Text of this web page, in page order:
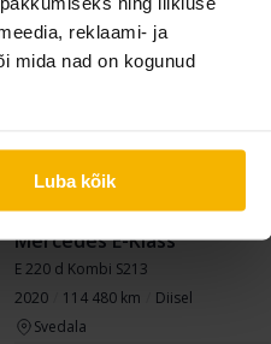
reklaami- ja
mida nad on kogunud
Luba kõik
Testitud
Mercedes E-Klass
E 220 d Kombi S213
2020
114 480 km
Diisel
Svedala